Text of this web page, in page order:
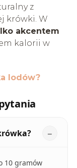
z
krówki. W
akcentem
kalorii w
lodów?
10 gramów